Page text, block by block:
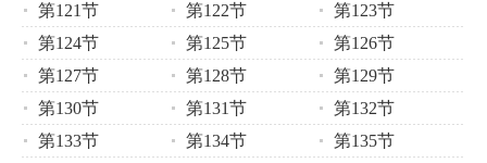
第121节
第122节
第123节
第124节
第125节
第126节
第127节
第128节
第129节
第130节
第131节
第132节
第133节
第134节
第135节